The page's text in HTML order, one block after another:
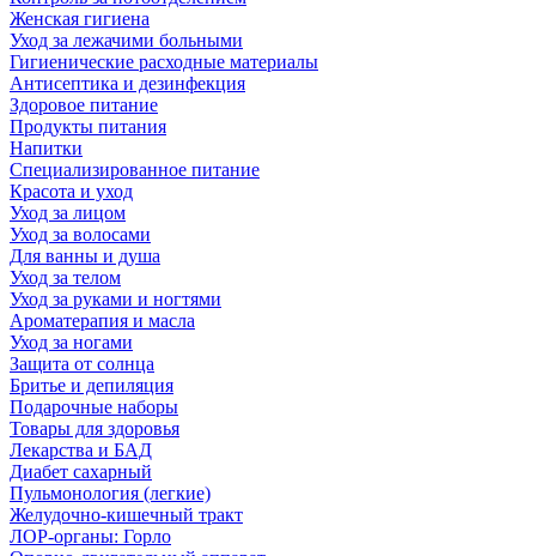
Женская гигиена
Уход за лежачими больными
Гигиенические расходные материалы
Антисептика и дезинфекция
Здоровое питание
Продукты питания
Напитки
Специализированное питание
Красота и уход
Уход за лицом
Уход за волосами
Для ванны и душа
Уход за телом
Уход за руками и ногтями
Ароматерапия и масла
Уход за ногами
Защита от солнца
Бритье и депиляция
Подарочные наборы
Товары для здоровья
Лекарства и БАД
Диабет сахарный
Пульмонология (легкие)
Желудочно-кишечный тракт
ЛОР-органы: Горло